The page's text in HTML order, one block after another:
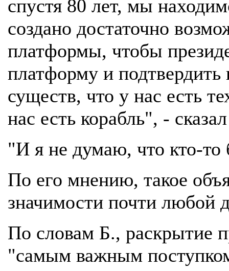
спустя 80 лет, мы
создано достаточно
платформы, чтобы
платформу и подтвердить
существ, что у нас есть
нас есть корабль", -
"И я не думаю, что кто-
По его мнению, такое
значимости почти любой
По словам Б., раскрытие
"самым важным